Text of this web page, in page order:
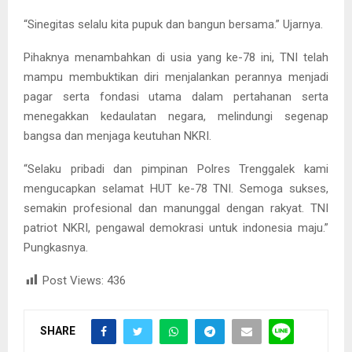
“Sinegitas selalu kita pupuk dan bangun bersama.” Ujarnya.
Pihaknya menambahkan di usia yang ke-78 ini, TNI telah
mampu membuktikan diri menjalankan perannya menjadi
pagar serta fondasi utama dalam pertahanan serta
menegakkan kedaulatan negara, melindungi segenap
bangsa dan menjaga keutuhan NKRI.
“Selaku pribadi dan pimpinan Polres Trenggalek kami
mengucapkan selamat HUT ke-78 TNI. Semoga sukses,
semakin profesional dan manunggal dengan rakyat. TNI
patriot NKRI, pengawal demokrasi untuk indonesia maju.”
Pungkasnya.
Post Views: 436
SHARE